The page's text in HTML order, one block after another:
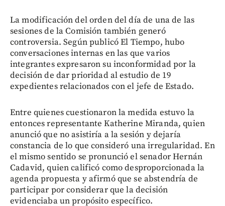
La modificación del orden del día de una de las
sesiones de la Comisión también generó
controversia. Según publicó El Tiempo, hubo
conversaciones internas en las que varios
integrantes expresaron su inconformidad por la
decisión de dar prioridad al estudio de 19
expedientes relacionados con el jefe de Estado.
Entre quienes cuestionaron la medida estuvo la
entonces representante Katherine Miranda, quien
anunció que no asistiría a la sesión y dejaría
constancia de lo que consideró una irregularidad. En
el mismo sentido se pronunció el senador Hernán
Cadavid, quien calificó como desproporcionada la
agenda propuesta y afirmó que se abstendría de
participar por considerar que la decisión
evidenciaba un propósito específico.